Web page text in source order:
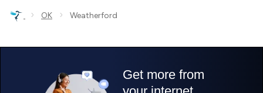
› OK › Weatherford